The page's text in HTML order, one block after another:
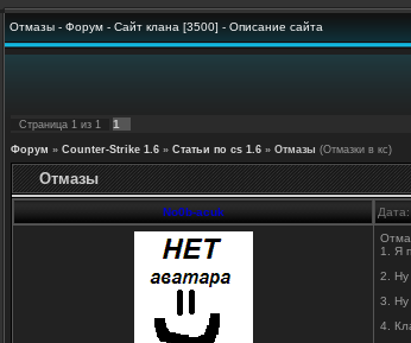
Отмазы - Форум - Сайт клана [3500] - Описание сайта
Страница 1 из 1 1
Форум » Counter-Strike 1.6 » Статьи по cs 1.6 » Отмазы (Отмазки в кс)
Отмазы
No0b-acuk
1. Я
2. Ну
3. Ну
4.